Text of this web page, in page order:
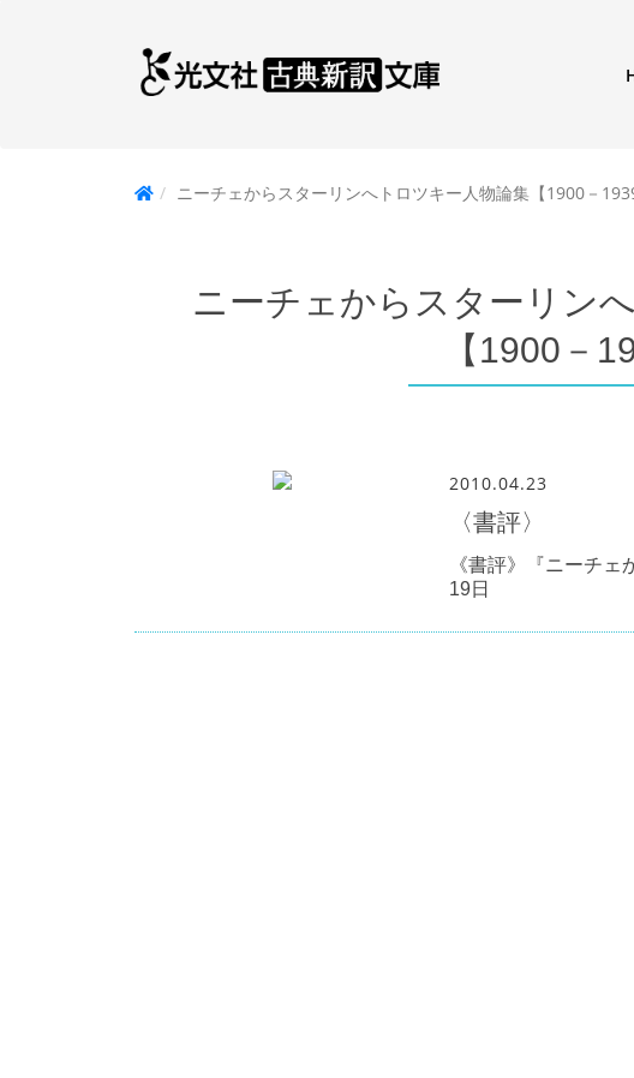
ニーチェからスターリンへトロツキー人物論集【1900－
ニーチェからスターリン
【1900－
2010.04.23
〈書評〉
《書評》『ニーチ
19日